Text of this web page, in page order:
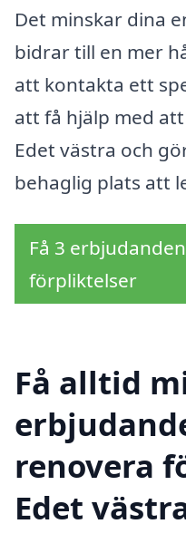
Det minskar dina
bidrar till en mer
att kontakta ett
att få hjälp med
Edet västra och
behaglig plats att
Få 3
förpliktelser
Få alltid
renovera
Edet